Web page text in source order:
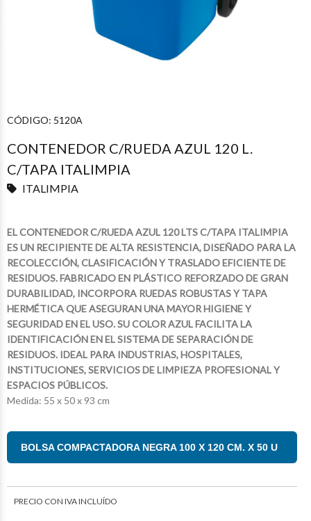
CÓDIGO: 5120A
CONTENEDOR C/RUEDA AZUL 120 L.
C/TAPA ITALIMPIA
ITALIMPIA
EL CONTENEDOR C/RUEDA AZUL 120 LTS C/TAPA ITALIMPIA
ES UN RECIPIENTE DE ALTA RESISTENCIA, DISEÑADO PARA LA
RECOLECCIÓN, CLASIFICACIÓN Y TRASLADO EFICIENTE DE
RESIDUOS. FABRICADO EN PLÁSTICO REFORZADO DE GRAN
DURABILIDAD, INCORPORA RUEDAS ROBUSTAS Y TAPA
HERMÉTICA QUE ASEGURAN UNA MAYOR HIGIENE Y
SEGURIDAD EN EL USO. SU COLOR AZUL FACILITA LA
IDENTIFICACIÓN EN EL SISTEMA DE SEPARACIÓN DE
RESIDUOS. IDEAL PARA INDUSTRIAS, HOSPITALES,
INSTITUCIONES, SERVICIOS DE LIMPIEZA PROFESIONAL Y
ESPACIOS PÚBLICOS.
Medida: 55 x 50 x 93 cm
BOLSA COMPACTADORA NEGRA 100 X 120 CM. X 50 U
PRECIO CON IVA INCLUÍDO
$48.680 49 $23.12310